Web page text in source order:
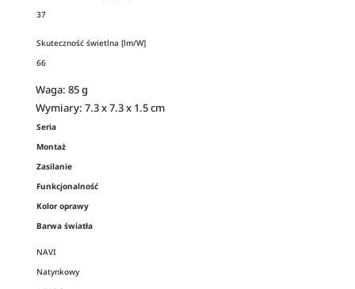
37
Skuteczność świetlna [lm/W]
66
Waga: 85 g
Wymiary: 7.3 x 7.3 x 1.5 cm
Seria
Montaż
Zasilanie
Funkcjonalność
Kolor oprawy
Barwa światła
NAVI
Natynkowy